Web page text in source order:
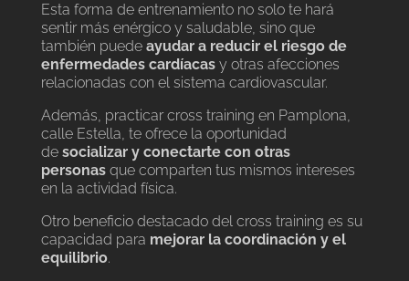
Esta forma de entrenamiento no solo te hará
sentir más enérgico y saludable, sino que
también puede ayudar a reducir el riesgo de
enfermedades cardíacas y otras afecciones
relacionadas con el sistema cardiovascular.
Además, practicar cross training en Pamplona,
calle Estella, te ofrece la oportunidad
de socializar y conectarte con otras
personas que comparten tus mismos intereses
en la actividad física.
Otro beneficio destacado del cross training es su
capacidad para mejorar la coordinación y el
equilibrio.